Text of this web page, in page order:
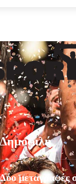
Δημοφιλή
Δύο μεταγραφές